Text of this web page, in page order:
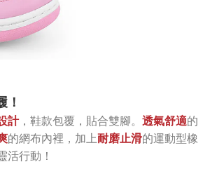
！
計，鞋款包覆，貼合雙腳。 透氣舒適的
的網布內裡，加上耐磨止滑的運動型橡
活行動！